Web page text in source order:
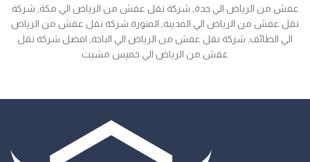
عفش من الرياض الي جدة, شركة نقل عفش من الرياض الي مكة, شركة
نقل عفش من الرياض الي المدينة, المنورة شركة نقل عفش من الرياض
الي الطائف, شركة نقل عفش من الرياض الي الباحة, افضل شركة نقل
عفش من الرياض الي خميس مشيت